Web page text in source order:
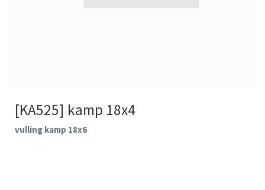
[KA525] kamp 18x4
vulling kamp 18x6